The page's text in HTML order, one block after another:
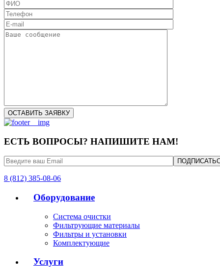
ЕСТЬ ВОПРОСЫ? НАПИШИТЕ НАМ!
8 (812) 385-08-06
Оборудование
Система очистки
Фильтрующие материалы
Фильтры и установки
Комплектующие
Услуги